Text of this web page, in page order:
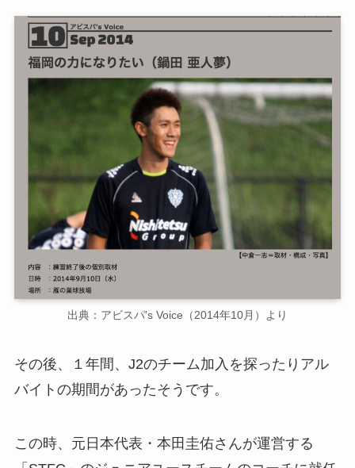
出典：アビスパ's Voice（2014年10月）より
その後、１年間、J2のチーム加入を探ったりアル
バイトの期間があったそうです。
この時、元日本代表・本田圭佑さんが運営する